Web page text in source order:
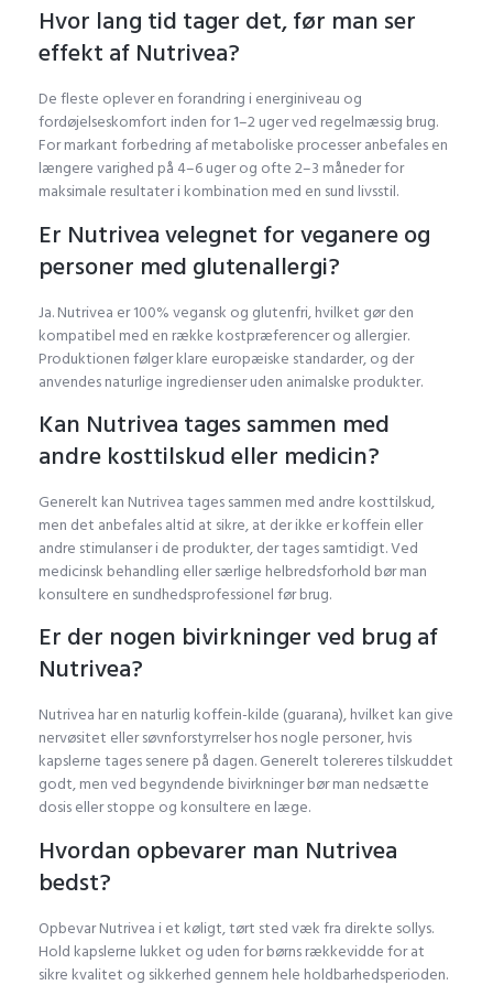
Hvor lang tid tager det, før man ser
effekt af Nutrivea?
De fleste oplever en forandring i energiniveau og
fordøjelseskomfort inden for 1–2 uger ved regelmæssig brug.
For markant forbedring af metaboliske processer anbefales en
længere varighed på 4–6 uger og ofte 2–3 måneder for
maksimale resultater i kombination med en sund livsstil.
Er Nutrivea velegnet for veganere og
personer med glutenallergi?
Ja. Nutrivea er 100% vegansk og glutenfri, hvilket gør den
kompatibel med en række kostpræferencer og allergier.
Produktionen følger klare europæiske standarder, og der
anvendes naturlige ingredienser uden animalske produkter.
Kan Nutrivea tages sammen med
andre kosttilskud eller medicin?
Generelt kan Nutrivea tages sammen med andre kosttilskud,
men det anbefales altid at sikre, at der ikke er koffein eller
andre stimulanser i de produkter, der tages samtidigt. Ved
medicinsk behandling eller særlige helbredsforhold bør man
konsultere en sundhedsprofessionel før brug.
Er der nogen bivirkninger ved brug af
Nutrivea?
Nutrivea har en naturlig koffein-kilde (guarana), hvilket kan give
nervøsitet eller søvnforstyrrelser hos nogle personer, hvis
kapslerne tages senere på dagen. Generelt tolereres tilskuddet
godt, men ved begyndende bivirkninger bør man nedsætte
dosis eller stoppe og konsultere en læge.
Hvordan opbevarer man Nutrivea
bedst?
Opbevar Nutrivea i et køligt, tørt sted væk fra direkte sollys.
Hold kapslerne lukket og uden for børns rækkevidde for at
sikre kvalitet og sikkerhed gennem hele holdbarhedsperioden.